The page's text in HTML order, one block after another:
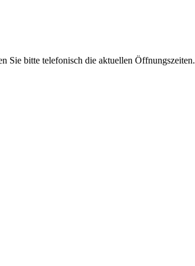
Sie bitte telefonisch die aktuellen Öffnungszeiten.